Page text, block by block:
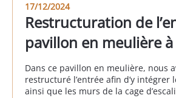
remplacé la porte de garage et la
Antony 3eme trimestre 2024.
17/12/2024
Restructuration de
pavillon en meulière
Dans ce pavillon en meulière, nous
restructuré l’entrée afin d’y intégrer
ainsi que les murs de la cage